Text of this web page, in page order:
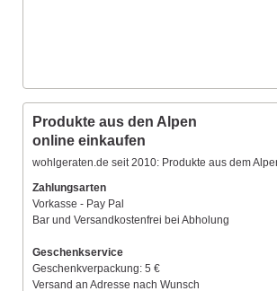
Produkte aus den Alpen
online einkaufen
wohlgeraten.de seit 2010: Produkte aus dem
Zahlungsarten
Vorkasse - Pay Pal
Bar und Versandkostenfrei bei Abholung
Geschenkservice
Geschenkverpackung: 5 €
Versand an Adresse nach Wunsch